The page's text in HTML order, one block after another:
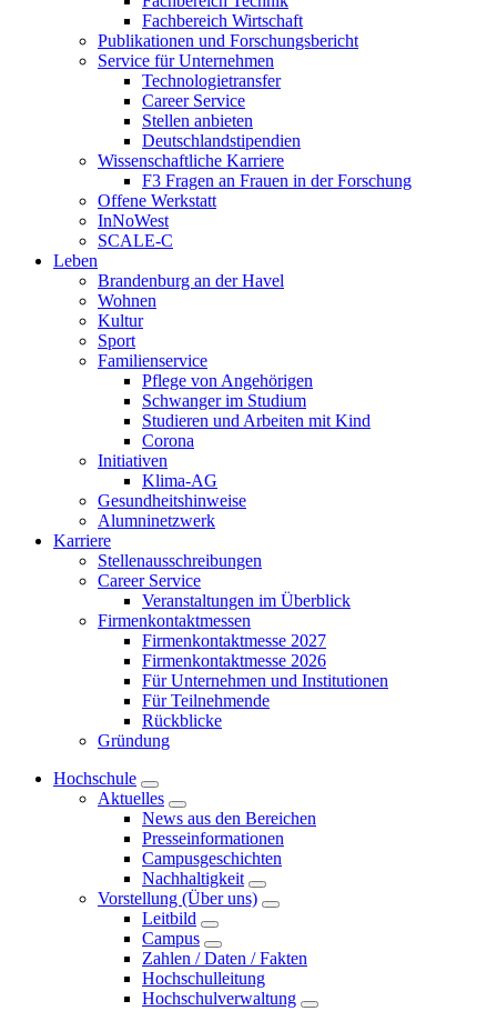
Fachbereich Wirtschaft
Publikationen und Forschungsbericht
Service für Unternehmen
Technologietransfer
Career Service
Stellen anbieten
Deutschlandstipendien
Wissenschaftliche Karriere
F3 Fragen an Frauen in der Forschung
Offene Werkstatt
InNoWest
SCALE-C
Leben
Brandenburg an der Havel
Wohnen
Kultur
Sport
Familienservice
Pflege von Angehörigen
Schwanger im Studium
Studieren und Arbeiten mit Kind
Corona
Initiativen
Klima-AG
Gesundheitshinweise
Alumninetzwerk
Karriere
Stellenausschreibungen
Career Service
Veranstaltungen im Überblick
Firmenkontaktmessen
Firmenkontaktmesse 2027
Firmenkontaktmesse 2026
Für Unternehmen und Institutionen
Für Teilnehmende
Rückblicke
Gründung
Hochschule
Aktuelles
News aus den Bereichen
Presseinformationen
Campusgeschichten
Nachhaltigkeit
Vorstellung (Über uns)
Leitbild
Campus
Zahlen / Daten / Fakten
Hochschulleitung
Hochschulverwaltung